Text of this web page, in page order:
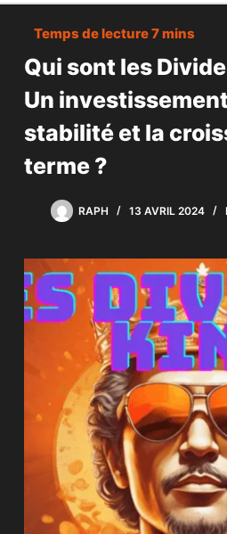
Qui sont les
Un
stabilité et la
terme ?
RAPH 13 AVRIL 2024